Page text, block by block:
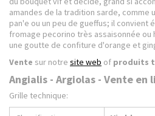
amandes de la tradition sarde, comme
pan'e ou un peu de gueffus; il convient
fromage pecorino très assaisonnée ou
une goutte de confiture d'orange et
Vente sur notre site web of produits
Angialis - Argiolas - Vente en
Grille technique: